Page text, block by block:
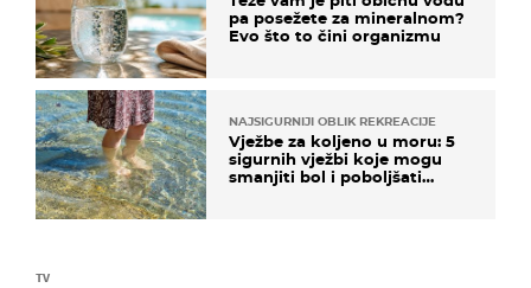
TV
pa posežete za mineralnom?
Evo što to čini organizmu
NAJSIGURNIJI OBLIK REKREACIJE
Vježbe za koljeno u moru: 5
sigurnih vježbi koje mogu
smanjiti bol i poboljšati